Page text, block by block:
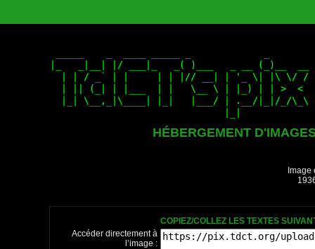
HÉBERGEMENT
COPIEZ/COLLEZ LES TEXTES
Accéder directement à
l’image :